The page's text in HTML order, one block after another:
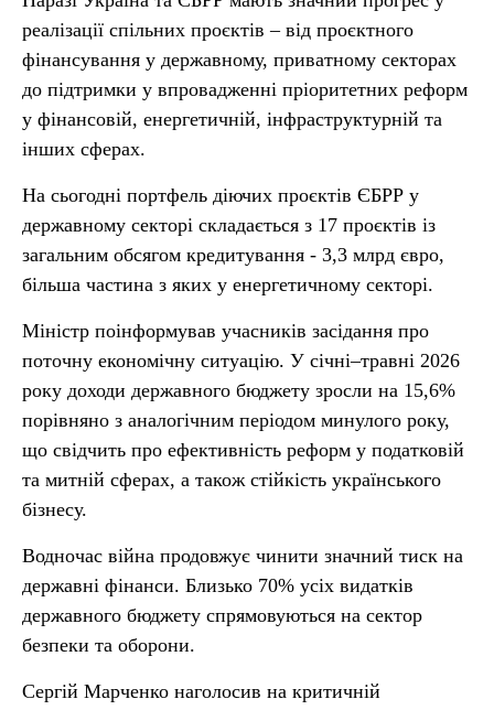
реалізації спільних проєктів – від проєктного
фінансування у державному, приватному секторах
до підтримки у впровадженні пріоритетних реформ
у фінансовій, енергетичній, інфраструктурній та
інших сферах.
На сьогодні портфель діючих проєктів ЄБРР у
державному секторі складається з 17 проєктів із
загальним обсягом кредитування - 3,3 млрд євро,
більша частина з яких у енергетичному секторі.
Міністр поінформував учасників засідання про
поточну економічну ситуацію. У січні–травні 2026
року доходи державного бюджету зросли на 15,6%
порівняно з аналогічним періодом минулого року,
що свідчить про ефективність реформ у податковій
та митній сферах, а також стійкість українського
бізнесу.
Водночас війна продовжує чинити значний тиск на
державні фінанси. Близько 70% усіх видатків
державного бюджету спрямовуються на сектор
безпеки та оборони.
Сергій Марченко наголосив на критичній